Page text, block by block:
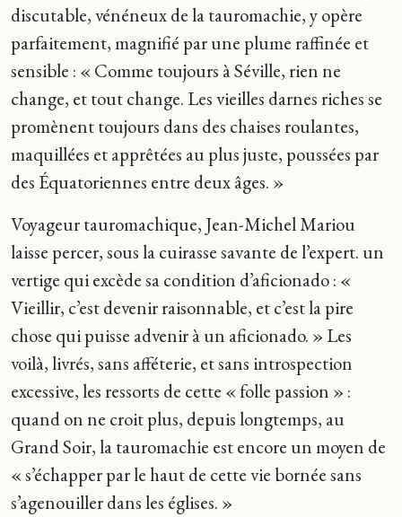
discutable, vénéneux de la tauromachie, y opère
parfaitement, magnifié par une plume raffinée et
sensible : « Comme toujours à Séville, rien ne
change, et tout change. Les vieilles darnes riches se
promènent toujours dans des chaises roulantes,
maquillées et apprêtées au plus juste, poussées par
des Équatoriennes entre deux âges. »
Voyageur tauromachique, Jean-Michel Mariou
laisse percer, sous la cuirasse savante de l’expert. un
vertige qui excède sa condition d’aficionado : «
Vieillir, c’est devenir raisonnable, et c’est la pire
chose qui puisse advenir à un aficionado. » Les
voilà, livrés, sans afféterie, et sans introspection
excessive, les ressorts de cette « folle passion » :
quand on ne croit plus, depuis longtemps, au
Grand Soir, la tauromachie est encore un moyen de
« s’échapper par le haut de cette vie bornée sans
s’agenouiller dans les églises. »